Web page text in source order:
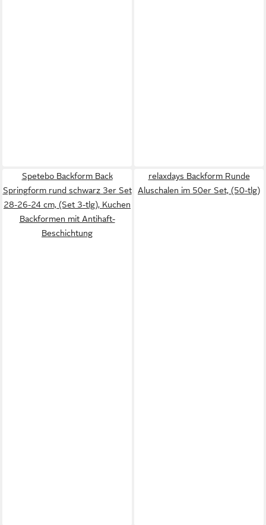
Spetebo Backform Back
Springform rund schwarz 3er Set
28-26-24 cm, (Set 3-tlg), Kuchen
Backformen mit Antihaft-
Beschichtung
relaxdays Backform Runde
Aluschalen im 50er Set, (50-tlg)